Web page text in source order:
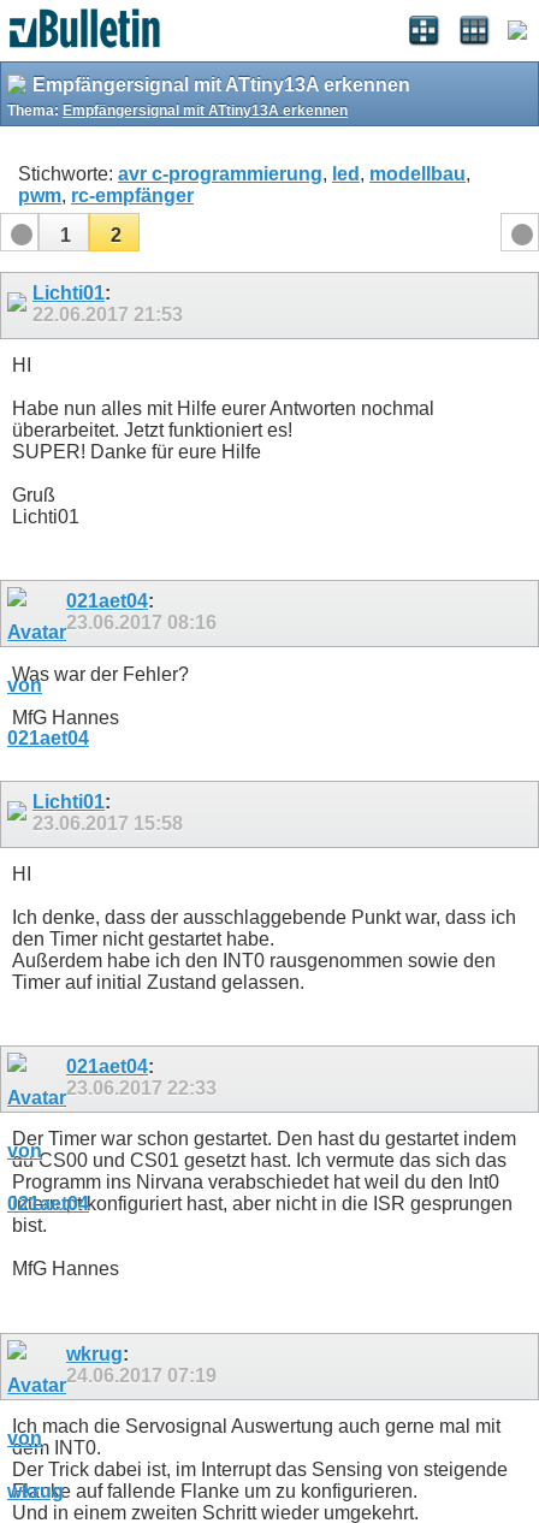
Empfängersignal mit ATtiny13A erkennen
Thema: Empfängersignal mit ATtiny13A erkennen
Stichworte: avr c-programmierung, led , modellbau,
pwm, rc-empfänger
1
2
Lichti01:
22.06.2017 21:53
HI
Habe nun alles mit Hilfe eurer Antworten nochmal
überarbeitet. Jetzt funktioniert es!
SUPER! Danke für eure Hilfe
Gruß
Lichti01
021aet04:
23.06.2017 08:16
Was war der Fehler?
MfG Hannes
Lichti01:
23.06.2017 15:58
HI
Ich denke, dass der ausschlaggebende Punkt war, dass ich
den Timer nicht gestartet habe.
Außerdem habe ich den INT0 rausgenommen sowie den
Timer auf initial Zustand gelassen.
021aet04:
23.06.2017 22:33
Der Timer war schon gestartet. Den hast du gestartet indem
du CS00 und CS01 gesetzt hast. Ich vermute das sich das
Programm ins Nirvana verabschiedet hat weil du den Int0
Interrupt konfiguriert hast, aber nicht in die ISR gesprungen
bist.
MfG Hannes
wkrug:
24.06.2017 07:19
Ich mach die Servosignal Auswertung auch gerne mal mit
dem INT0.
Der Trick dabei ist, im Interrupt das Sensing von steigende
Flanke auf fallende Flanke um zu konfigurieren.
Und in einem zweiten Schritt wieder umgekehrt.